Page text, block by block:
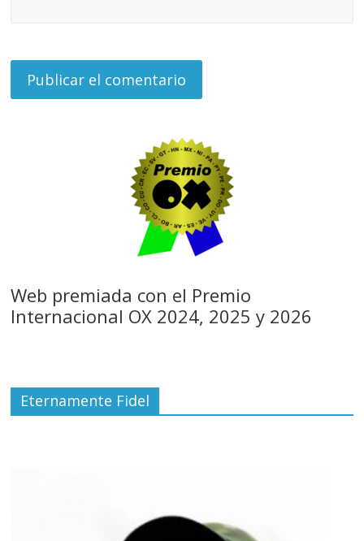
Web premiada con el Premio
Internacional OX 2024, 2025 y 2026
Eternamente Fidel